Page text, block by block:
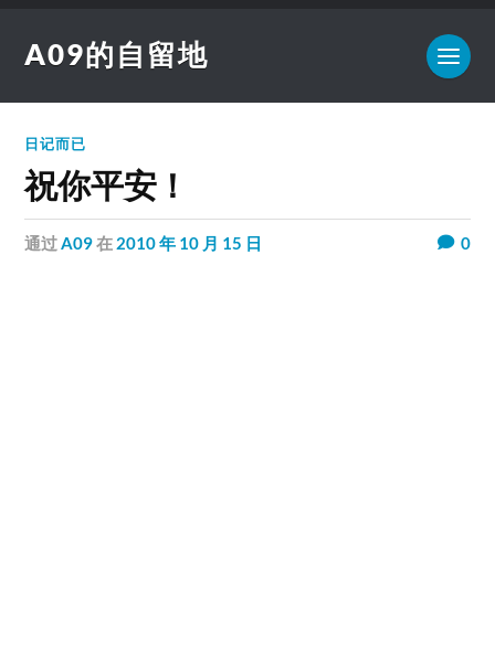
A09的自留地
日记而已
祝你平安！
通过A09在 2010 年 10 月 15 日 0